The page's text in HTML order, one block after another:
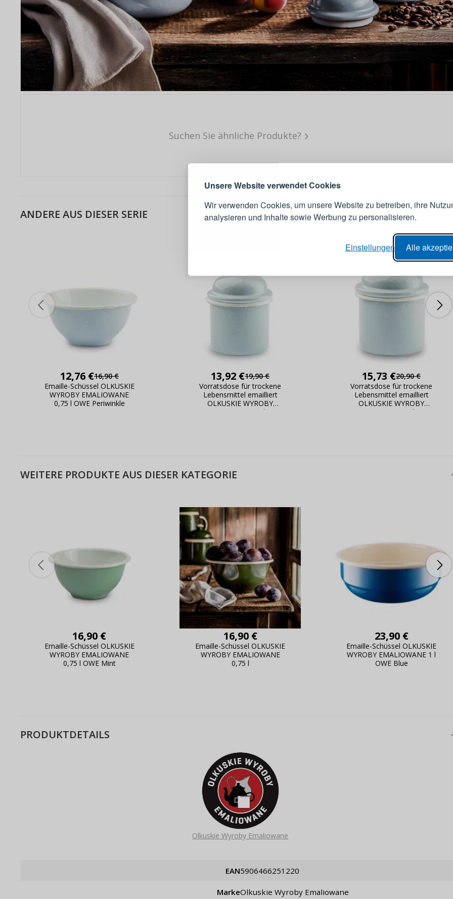
Unsere Website verwendet Cookies
Wir verwenden Cookies, um unsere Website zu betreiben, ihre
analysieren und Inhalte sowie Werbung zu personalisieren.
Alle
Einstellungen
Suchen Sie ähnliche Produkte?
ANDERE AUS DIESER SERIE
12,76 €16,90 €
Emaille-Schüssel OLKUSKIE
WYROBY EMALIOWANE
0,75 l OWE Periwinkle
13,92 €19,90 €
Vorratsdose für trockene
Lebensmittel emailliert
OLKUSKIE WYROBY
EMALIOWANE 0,35 l OWE
15,73 €20,90 €
Vorratsdose für trockene
Lebensmittel emailliert
OLKUSKIE WYROBY
EMALIOWANE 0,5 l OWE
WEITERE PRODUKTE AUS DIESER KATEGORIE
16,90 €
Emaille-Schüssel OLKUSKIE
WYROBY EMALIOWANE
0,75 l OWE Mint
16,90 €
Emaille-Schüssel OLKUSKIE
WYROBY EMALIOWANE
0,75 l
23,90 €
Emaille-Schüssel OLKUSKIE
WYROBY EMALIOWANE 1 l
OWE Blue
PRODUKTDETAILS
Olkuskie Wyroby Emaliowane
EAN 5906466251220
Marke Olkuskie Wyroby Emaliowane
Warum es sich lohnt, ein Konto zu
Live-Überblick über Änderungen an der
Bestellung,
E-Mail-Adresse
Passwort